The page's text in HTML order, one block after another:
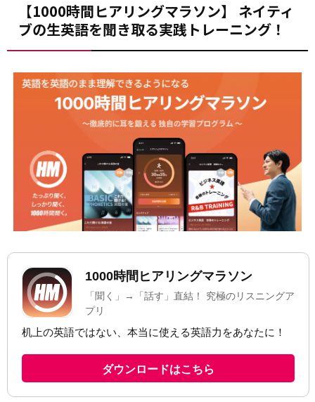
【1000時間ヒアリングマラソン】 ネイティ
ブの生英語を聞き取る実践トレーニング！